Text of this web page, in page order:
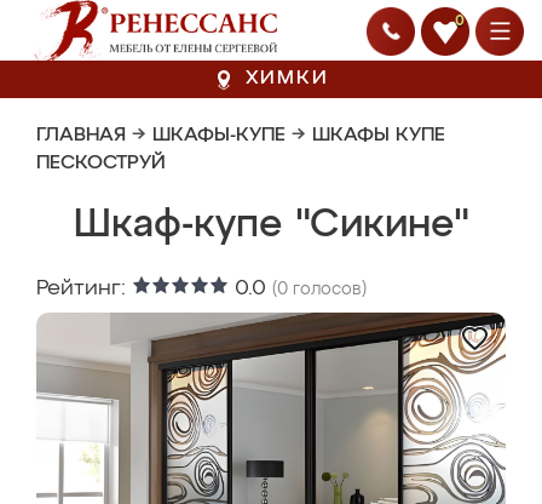
0
ХИМКИ
ГЛАВНАЯ → ШКАФЫ-КУПЕ → ШКАФЫ КУПЕ
ПЕСКОСТРУЙ
Шкаф-купе "Сикине"
Рейтинг: 0.0 (0 голосов)